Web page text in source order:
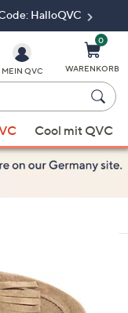
HalloQVC
MEIN QVC
0
WARENKORB
Cool mit QVC